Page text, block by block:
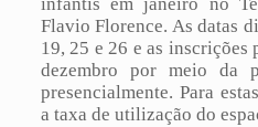
infantis em janeiro no
Flavio Florence. As datas
19, 25 e 26 e as inscrições
dezembro por meio da
presencialmente. Para
a taxa de utilização do